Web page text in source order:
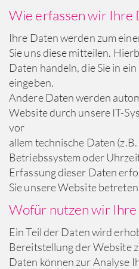
Wie erfassen wir Ihre
Ihre Daten werden zum
Sie uns diese mitteilen.
Daten handeln, die Sie in
eingeben.
Andere Daten werden
Website durch unsere IT-
vor
allem technische Daten
Betriebssystem oder
Erfassung dieser Daten
Sie unsere Website
Wofür nutzen wir Ihre
Ein Teil der Daten wird
Bereitstellung der Website
Daten können zur Analyse